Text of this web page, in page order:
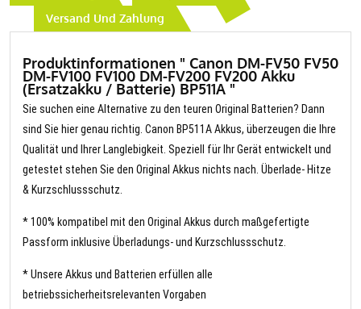
Versand Und Zahlung
Produktinformationen " Canon DM-FV50 FV50
DM-FV100 FV100 DM-FV200 FV200 Akku
(Ersatzakku / Batterie) BP511A "
Sie suchen eine Alternative zu den teuren Original Batterien? Dann
sind Sie hier genau richtig. Canon BP511A Akkus, überzeugen die Ihre
Qualität und Ihrer Langlebigkeit. Speziell für Ihr Gerät entwickelt und
getestet stehen Sie den Original Akkus nichts nach. Überlade- Hitze
& Kurzschlussschutz.
* 100% kompatibel mit den Original Akkus durch maßgefertigte
Passform inklusive Überladungs- und Kurzschlussschutz.
* Unsere Akkus und Batterien erfüllen alle
betriebssicherheitsrelevanten Vorgaben